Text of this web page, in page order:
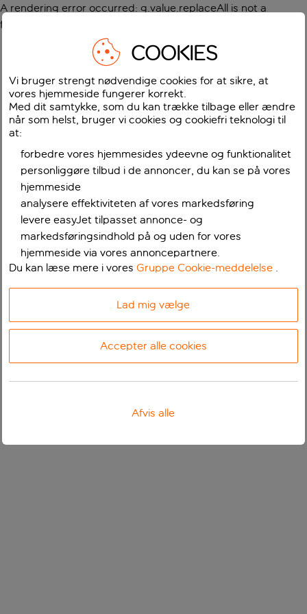
A rendering error occurred: g.value.replaceAll is not a
function
COOKIES
Vi bruger strengt nødvendige cookies for at sikre, at
vores hjemmeside fungerer korrekt.
Med dit samtykke, som du kan trække tilbage eller ændre
når som helst, bruger vi cookies og cookiefri teknologi til
at:
forbedre vores hjemmesides ydeevne og funktionalitet
personliggøre tilbud i de annoncer, du kan se på vores
hjemmeside
analysere effektiviteten af vores markedsføring
levere easyJet tilpasset annonce- og
markedsføringsindhold på og uden for vores
hjemmeside via vores annoncepartnere.
Du kan læse mere i voresGruppe Cookie-meddelelse .
Lad mig vælge
Accepter alle cookies
Afvis alle